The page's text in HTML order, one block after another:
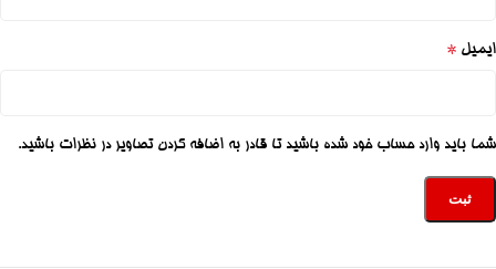
ایمیل *
شما باید وارد حساب خود شده باشید تا قادر به اضافه کردن تصاویر در نظرات باشید.